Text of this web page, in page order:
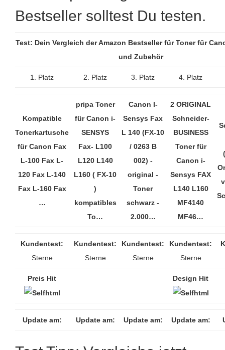
Bestseller solltest Du testen.
Test: Dein Vergleich der Amazon Bestseller für Toner für
und Zubehör
1. Platz 2. Platz 3. Platz 4. Platz
Kompatible
Tonerkartusche
für Canon Fax
L-100 Fax L-
120 Fax L-140
Fax L-160 Fax
…
pripa Toner
für Canon i-
SENSYS
Fax- L100
L120 L140
L160 ( FX-10
)
kompatibles
To…
Canon I-
Sensys Fax
L 140 (FX-10
/ 0263 B
002) -
original -
Toner
schwarz -
2.000…
2 ORIGINAL
Schneider-
BUSINESS
Toner für
Canon i-
Sensys FAX
L140 L160
MF4140
MF46…
Kundentest:
Sterne
Kundentest:
Sterne
Kundentest:
Sterne
Kundentest:
Sterne
Preis Hit Design Hit
Update am: Update am: Update am: Update am: